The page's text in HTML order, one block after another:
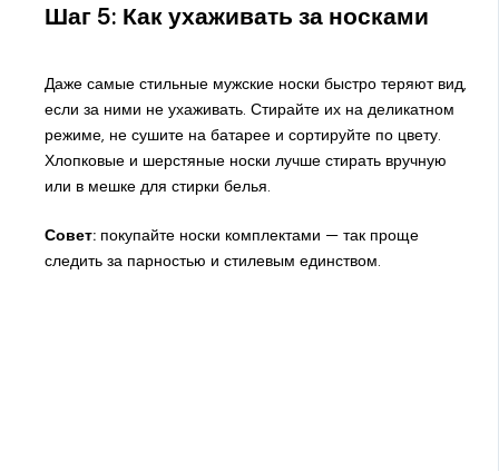
Шаг 5: Как ухаживать за носками
Даже самые стильные мужские носки быстро теряют вид,
если за ними не ухаживать. Стирайте их на деликатном
режиме, не сушите на батарее и сортируйте по цвету.
Хлопковые и шерстяные носки лучше стирать вручную
или в мешке для стирки белья.
Совет:покупайте носки комплектами — так проще
следить за парностью и стилевым единством.